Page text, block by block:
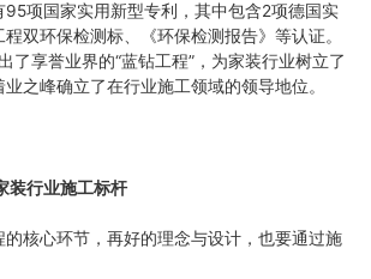
95项国家实用新型专利，其中包含2项德国实
程双环保检测标、《环保检测报告》等认证。
了享誉业界的“蓝钻工程”，为家装行业树立了
之峰确立了在行业施工领域的领导地位。
行业施工标杆
心环节，再好的理念与设计，也要通过施